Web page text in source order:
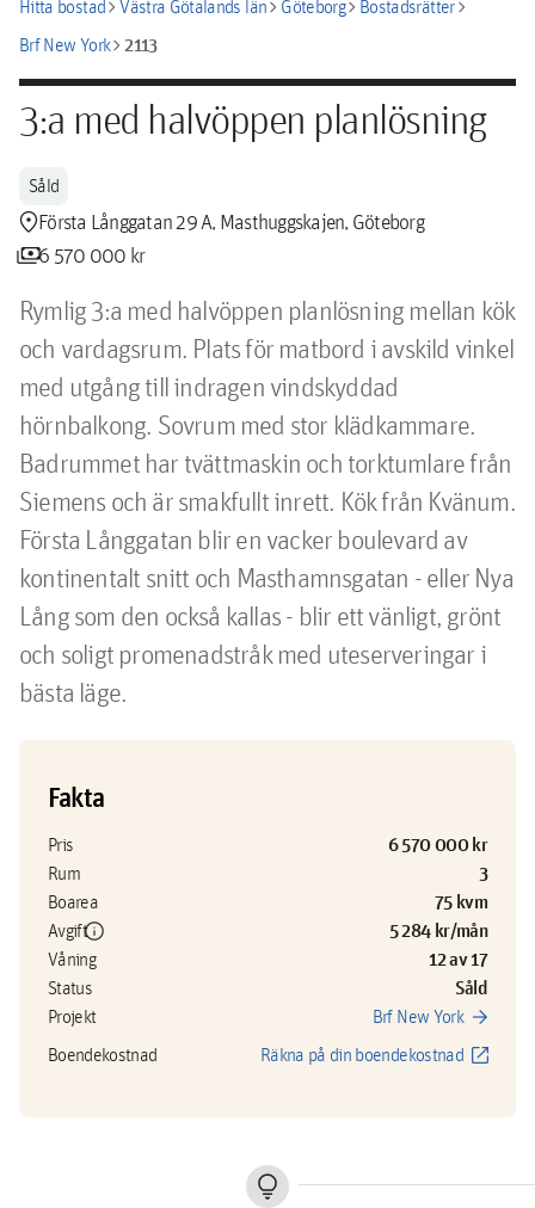
Hitta bostadchevron_rightVästra Götalands länchevron_rightGöteborgchevron_rightBostadsrätterchevron_right
Brf New Yorkchevron_right2113
3:a med halvöppen planlösning
Såld
location_pinFörsta Långgatan 29 A, Masthuggskajen, Göteborg
payments6 570 000 kr
Rymlig 3:a med halvöppen planlösning mellan kök
och vardagsrum. Plats för matbord i avskild vinkel
med utgång till indragen vindskyddad
hörnbalkong. Sovrum med stor klädkammare.
Badrummet har tvättmaskin och torktumlare från
Siemens och är smakfullt inrett. Kök från Kvänum.
Första Långgatan blir en vacker boulevard av
kontinentalt snitt och Masthamnsgatan - eller Nya
Lång som den också kallas - blir ett vänligt, grönt
och soligt promenadstråk med uteserveringar i
bästa läge.
Fakta
Pris 6 570 000 kr
Rum 3
Boarea 75 kvm
Avgiftinfo 5 284 kr/mån
Våning 12 av 17
Status Såld
Projekt Brf New York arrow_forward
Boendekostnad Räkna på din boendekostnad open_in_new
lightbulb